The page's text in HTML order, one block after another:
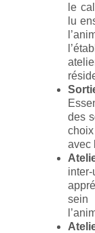
le
lu
des
avec